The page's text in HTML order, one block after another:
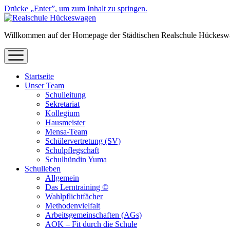
Drücke „Enter”, um zum Inhalt zu springen.
Willkommen auf der Homepage der Städtischen Realschule
Menü
öffnen
Startseite
Unser Team
Schulleitung
Sekretariat
Kollegium
Hausmeister
Mensa-Team
Schülervertretung (SV)
Schulpflegschaft
Schulhündin Yuma
Schulleben
Allgemein
Das Lerntraining ©
Wahlpflichtfächer
Methodenvielfalt
Arbeitsgemeinschaften (AGs)
AOK – Fit durch die Schule